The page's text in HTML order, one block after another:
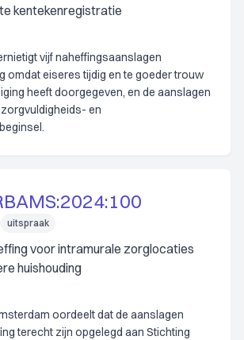
kentekenregistratie
vijf naheffingsaanslagen
omdat eiseres tijdig en te goeder trouw
heeft doorgegeven, en de aanslagen
en
uitspraak
voor intramurale zorglocaties
huishouding
oordeelt dat de aanslagen
terecht zijn opgelegd aan Stichting